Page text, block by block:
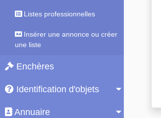
Listes professionnelles
Insérer une annonce ou créer
une liste
Enchères
Identification d'objets
Annuaire